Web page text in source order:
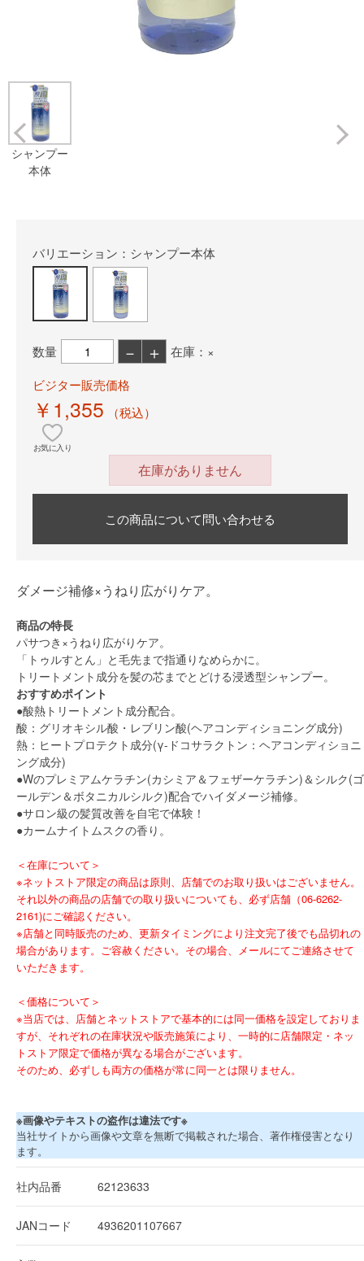
シャンプー
本体
Prev
バリエーション：シャンプー本体
数量 － ＋
在庫：×
ビジター販売価格
￥1,355 （税込）
お気に入り
在庫がありません
この商品について問い合わせる
ダメージ補修×うねり広がりケア。
商品の特長
パサつき×うねり広がりケア。
「トゥルすとん」と毛先まで指通りなめらかに。
トリートメント成分を髪の芯までとどける浸透型シャンプー。
おすすめポイント
●酸熱トリートメント成分配合。
酸：グリオキシル酸・レブリン酸(ヘアコンディショニング成分)
熱：ヒートプロテクト成分(γ-ドコサラクトン：ヘアコンディショニ
ング成分)
●Wのプレミアムケラチン(カシミア＆フェザーケラチン)＆シルク(ゴ
ールデン＆ボタニカルシルク)配合でハイダメージ補修。
●サロン級の髪質改善を自宅で体験！
●カームナイトムスクの香り。
＜在庫について＞
※ネットストア限定の商品は原則、店舗でのお取り扱いはございません。
それ以外の商品の店舗での取り扱いについても、必ず店舗（06-6262-
2161)にご確認ください。
※店舗と同時販売のため、更新タイミングにより注文完了後でも品切れの
場合があります。ご容赦ください。その場合、メールにてご連絡させて
いただきます。
＜価格について＞
※当店では、店舗とネットストアで基本的には同一価格を設定しておりま
すが、それぞれの在庫状況や販売施策により、一時的に店舗限定・ネッ
トストア限定で価格が異なる場合がございます。
そのため、必ずしも両方の価格が常に同一とは限りません。
※画像やテキストの盗作は違法です※
当社サイトから画像や文章を無断で掲載された場合、著作権侵害となり
ます。
社内品番 62123633
JANコード 4936201107667